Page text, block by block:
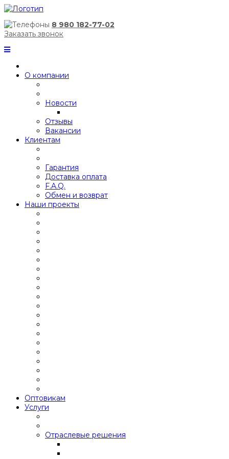
8 980 182-77-02
Заказать звонок
О компании
Новости
Отзывы
Вакансии
Клиентам
Гарантия
Доставка оплата
F.A.Q.
Обмен и возврат
Наши проекты
Оптовикам
Услуги
Отраслевые решения